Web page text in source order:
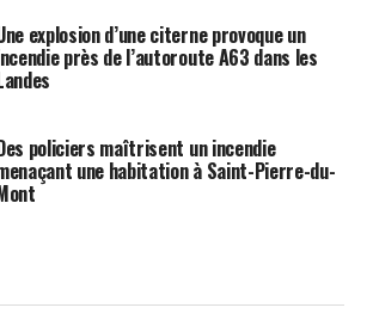
explosion d’une citerne provoque un
près de l’autoroute A63 dans les
policiers maîtrisent un incendie
une habitation à Saint-Pierre-du-